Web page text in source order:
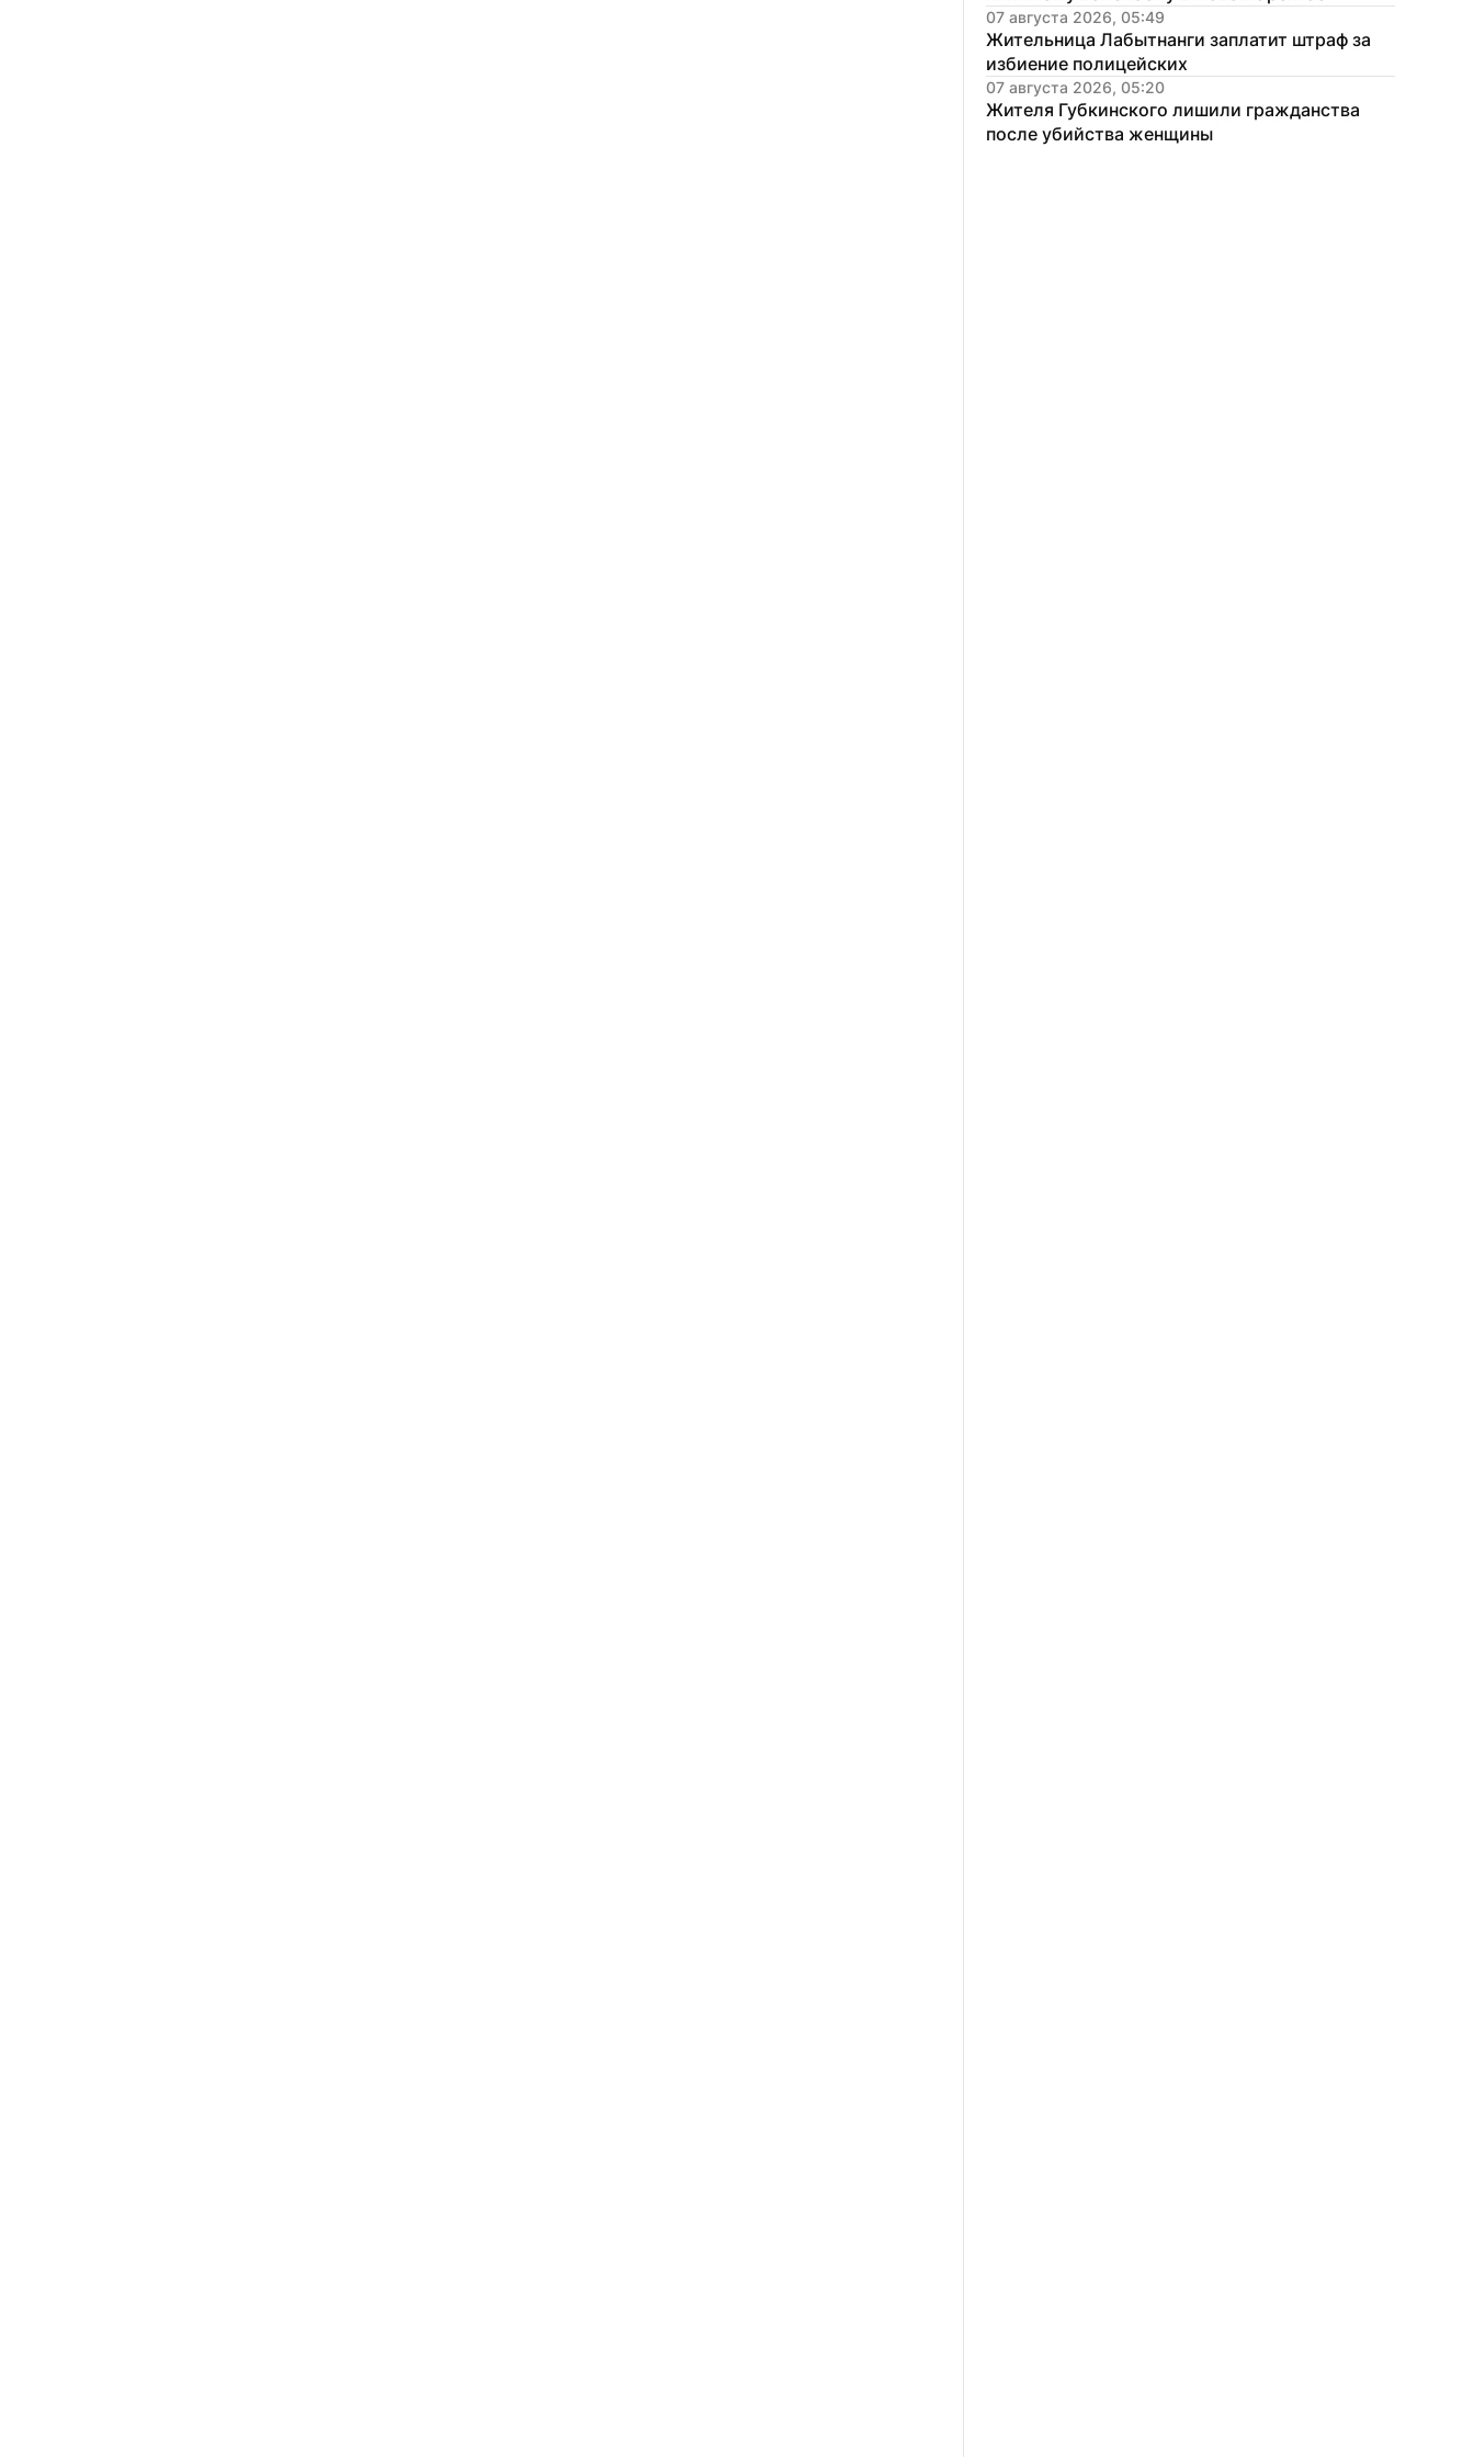
07 августа 2026, 05:49
Жительница Лабытнанги заплатит штраф за
избиение полицейских
07 августа 2026, 05:20
Жителя Губкинского лишили гражданства
после убийства женщины